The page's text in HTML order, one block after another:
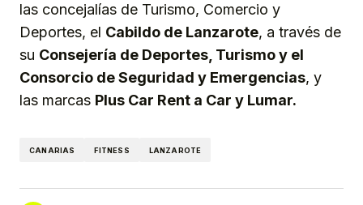
las concejalías de Turismo, Comercio y
Deportes, el Cabildo de Lanzarote, a través de
su Consejería de Deportes, Turismo y el
Consorcio de Seguridad y Emergencias, y
las marcas Plus Car Rent a Car y Lumar.
CANARIAS FITNESS LANZAROTE